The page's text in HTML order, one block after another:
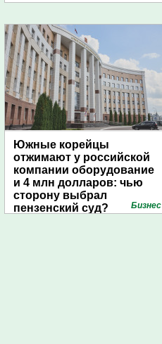
Южные корейцы
отжимают у российской
компании оборудование
и 4 млн долларов: чью
сторону выбрал
пензенский суд?
Бизнес